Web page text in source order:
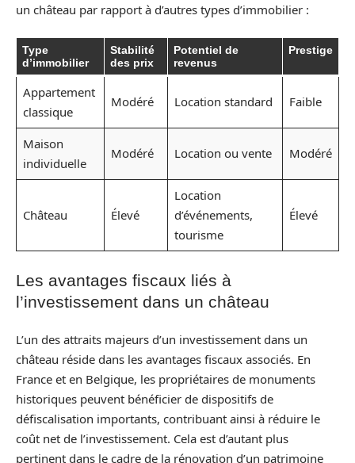
un château par rapport à d’autres types d’immobilier :
Type
d’immobilier
Stabilité
des prix
Potentiel de
revenus
Prestige
Appartement
classique
Modéré Location standard Faible
Maison
individuelle
Modéré Location ou vente Modéré
Château Élevé
Location
d’événements,
tourisme
Élevé
Les avantages fiscaux liés à
l’investissement dans un château
L’un des attraits majeurs d’un investissement dans un
château réside dans les avantages fiscaux associés. En
France et en Belgique, les propriétaires de monuments
historiques peuvent bénéficier de dispositifs de
défiscalisation importants, contribuant ainsi à réduire le
coût net de l’investissement. Cela est d’autant plus
pertinent dans le cadre de la rénovation d’un patrimoine